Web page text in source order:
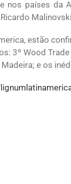
nos países da
Ricardo
estão
3º Wood
e os